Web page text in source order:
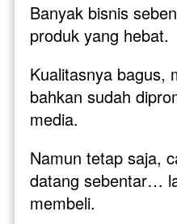
Banyak bisnis
produk yang hebat.
Kualitasnya bagus,
bahkan sudah
media.
Namun tetap saja,
datang sebentar…
membeli.